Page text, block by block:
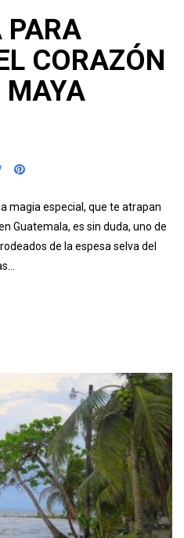
PARA
CORAZÓN
MAYA
magia especial, que te atrapan
Guatemala, es sin duda, uno de
de la espesa selva del